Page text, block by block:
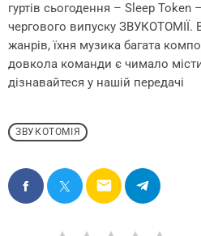
гуртів сьогодення – Sleep
чергового випуску ЗВУКОТОМІЇ.
жанрів, їхня музика багата
довкола команди є чимало
дізнавайтеся у нашій передачі
ЗВУКОТОМІЯ
email